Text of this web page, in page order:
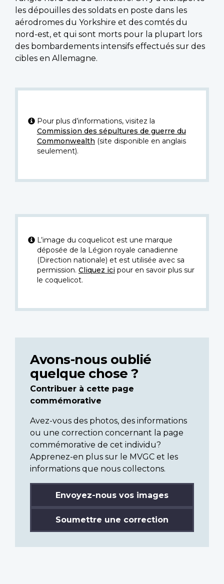
les dépouilles des soldats en poste dans les
aérodromes du Yorkshire et des comtés du
nord-est, et qui sont morts pour la plupart lors
des bombardements intensifs effectués sur des
cibles en Allemagne.
Pour plus d’informations, visitez la
Commission des sépultures de guerre du
Commonwealth (site disponible en anglais
seulement).
L’image du coquelicot est une marque
déposée de la Légion royale canadienne
(Direction nationale) et est utilisée avec sa
permission. Cliquez icipour en savoir plus sur
le coquelicot.
Avons-nous oublié
quelque chose ?
Contribuer à cette page
commémorative
Avez-vous des photos, des informations
ou une correction concernant la page
commémorative de cet individu?
Apprenez-en plus sur le MVGC et les
informations que nous collectons.
Envoyez-nous vos images
Soumettre une correction